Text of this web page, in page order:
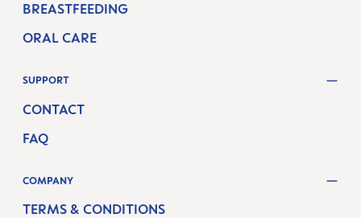
BREASTFEEDING
ORAL CARE
SUPPORT
CONTACT
FAQ
COMPANY
TERMS & CONDITIONS